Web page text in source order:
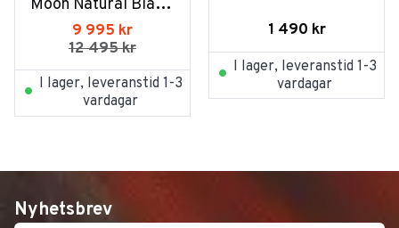
Moon Natural Black
Burst
9 995 kr
12 495kr
I lager, leveranstid 1-3
vardagar
1 490 kr
I lager, leveranstid 1-3
vardagar
Nyhetsbrev